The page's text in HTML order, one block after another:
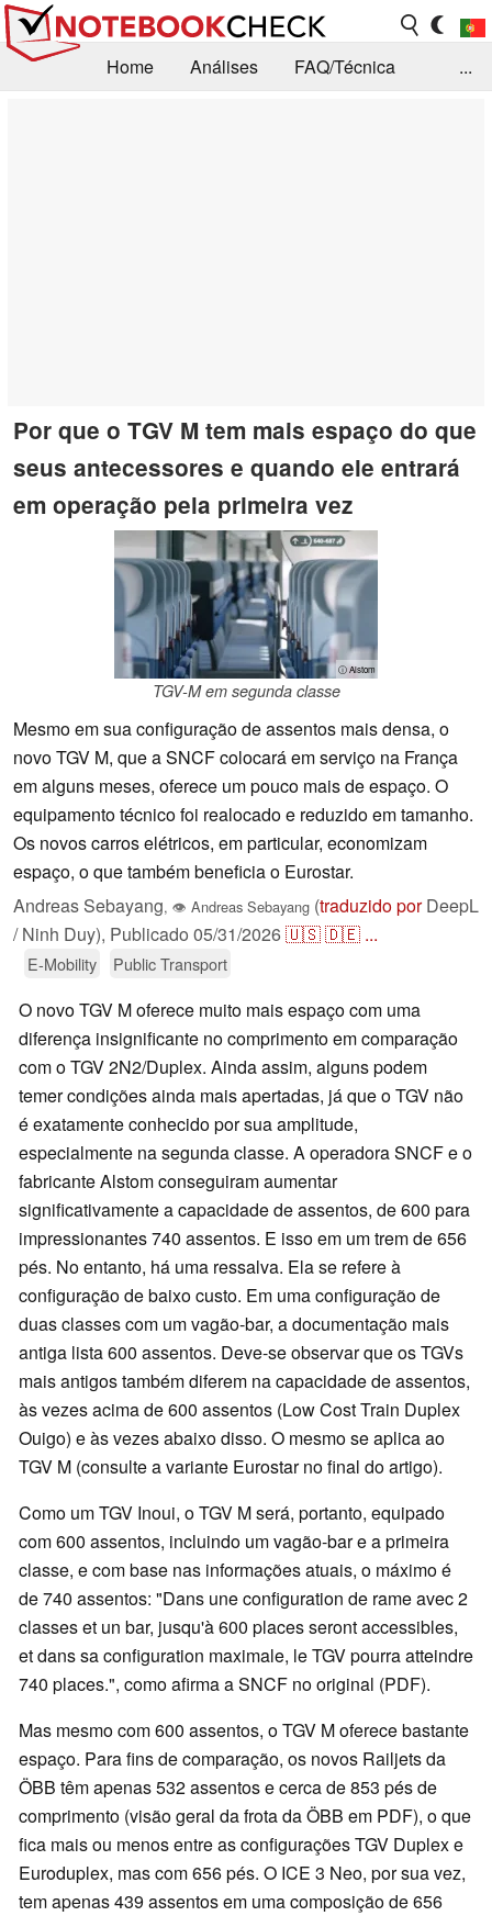
Home Análises
FAQ/Técnica
...
Por que o TGV M tem mais espaço do que
seus antecessores e quando ele entrará
em operação pela primeira vez
ⓘ Alstom
TGV-M em segunda classe
Mesmo em sua configuração de assentos mais densa, o
novo TGV M, que a SNCF colocará em serviço na França
em alguns meses, oferece um pouco mais de espaço. O
equipamento técnico foi realocado e reduzido em tamanho.
Os novos carros elétricos, em particular, economizam
espaço, o que também beneficia o Eurostar.
Andreas Sebayang, 👁 Andreas Sebayang (traduzido porDeepL
/ Ninh Duy), Publicado 05/31/2026🇺🇸🇩🇪 ...
E-Mobility Public Transport
O novo TGV M oferece muito mais espaço com uma
diferença insignificante no comprimento em comparação
com o TGV 2N2/Duplex. Ainda assim, alguns podem
temer condições ainda mais apertadas, já que o TGV não
é exatamente conhecido por sua amplitude,
especialmente na segunda classe. A operadora SNCF e o
fabricante Alstom conseguiram aumentar
significativamente a capacidade de assentos, de 600 para
impressionantes 740 assentos. E isso em um trem de 656
pés. No entanto, há uma ressalva. Ela se refere à
configuração de baixo custo. Em uma configuração de
duas classes com um vagão-bar, a documentação mais
antiga lista 600 assentos. Deve-se observar que os TGVs
mais antigos também diferem na capacidade de assentos,
às vezes acima de 600 assentos (Low Cost Train Duplex
Ouigo) e às vezes abaixo disso. O mesmo se aplica ao
TGV M (consulte a variante Eurostar no final do artigo).
Como um TGV Inoui, o TGV M será, portanto, equipado
com 600 assentos, incluindo um vagão-bar e a primeira
classe, e com base nas informações atuais, o máximo é
de 740 assentos: "Dans une configuration de rame avec 2
classes et un bar, jusqu'à 600 places seront accessibles,
et dans sa configuration maximale, le TGV pourra atteindre
740 places.", como afirma a SNCF no original (PDF).
Mas mesmo com 600 assentos, o TGV M oferece bastante
espaço. Para fins de comparação, os novos Railjets da
ÖBB têm apenas 532 assentos e cerca de 853 pés de
comprimento (visão geral da frota da ÖBB em PDF), o que
fica mais ou menos entre as configurações TGV Duplex e
Euroduplex, mas com 656 pés. O ICE 3 Neo, por sua vez,
tem apenas 439 assentos em uma composição de 656